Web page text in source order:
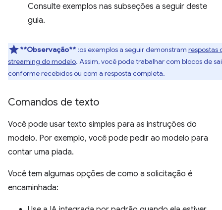
Consulte exemplos nas subseções a seguir deste
guia.
**Observação** :os exemplos a seguir demonstram respostas
streaming do modelo. Assim, você pode trabalhar com blocos de
conforme recebidos ou com a resposta completa.
Comandos de texto
Você pode usar texto simples para as instruções do
modelo. Por exemplo, você pode pedir ao modelo para
contar uma piada.
Você tem algumas opções de como a solicitação é
encaminhada: